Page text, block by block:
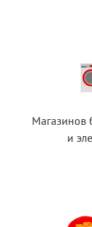
Магазинов
и